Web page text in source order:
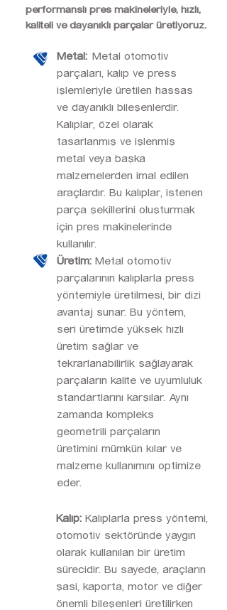
performanslı pres makineleriyle, hızlı,
kaliteli ve dayanıklı parçalar üretiyoruz.
Metal: Metal otomotiv
parçaları, kalıp ve press
işlemleriyle üretilen hassas
ve dayanıklı bileşenlerdir.
Kalıplar, özel olarak
tasarlanmış ve işlenmiş
metal veya başka
malzemelerden imal edilen
araçlardır. Bu kalıplar, istenen
parça şekillerini oluşturmak
için pres makinelerinde
kullanılır.
Üretim: Metal otomotiv
parçalarının kalıplarla press
yöntemiyle üretilmesi, bir dizi
avantaj sunar. Bu yöntem,
seri üretimde yüksek hızlı
üretim sağlar ve
tekrarlanabilirlik sağlayarak
parçaların kalite ve uyumluluk
standartlarını karşılar. Aynı
zamanda kompleks
geometrili parçaların
üretimini mümkün kılar ve
malzeme kullanımını optimize
eder.
Kalıp: Kalıplarla press yöntemi,
otomotiv sektöründe yaygın
olarak kullanılan bir üretim
sürecidir. Bu sayede, araçların
şasi, kaporta, motor ve diğer
önemli bileşenleri üretilirken